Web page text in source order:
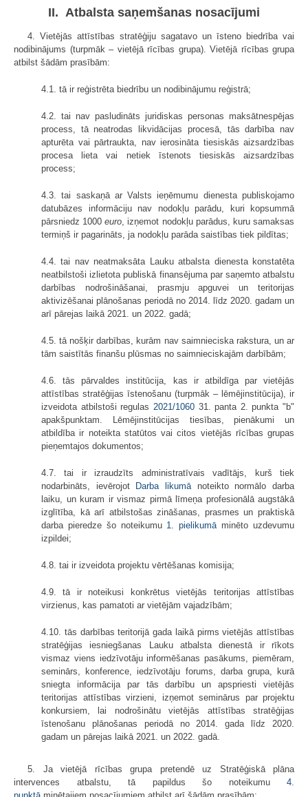
II. Atbalsta saņemšanas nosacījumi
4. Vietējās attīstības stratēģiju sagatavo un īsteno biedrība vai
nodibinājums (turpmāk – vietējā rīcības grupa). Vietējā rīcības grupa
atbilst šādām prasībām:
4.1. tā ir reģistrēta biedrību un nodibinājumu reģistrā;
4.2. tai nav pasludināts juridiskas personas maksātnespējas
process, tā neatrodas likvidācijas procesā, tās darbība nav
apturēta vai pārtraukta, nav ierosināta tiesiskās aizsardzības
procesa lieta vai netiek īstenots tiesiskās aizsardzības
process;
4.3. tai saskaņā ar Valsts ieņēmumu dienesta publiskojamo
datubāzes informāciju nav nodokļu parādu, kuri kopsummā
pārsniedz 1000euro, izņemot nodokļu parādus, kuru samaksas
termiņš ir pagarināts, ja nodokļu parāda saistības tiek pildītas;
4.4. tai nav neatmaksāta Lauku atbalsta dienesta konstatēta
neatbilstoši izlietota publiskā finansējuma par saņemto atbalstu
darbības nodrošināšanai, prasmju apguvei un teritorijas
aktivizēšanai plānošanas periodā no 2014. līdz 2020. gadam un
arī pārejas laikā 2021. un 2022. gadā;
4.5. tā nošķir darbības, kurām nav saimnieciska rakstura, un ar
tām saistītās finanšu plūsmas no saimnieciskajām darbībām;
4.6. tās pārvaldes institūcija, kas ir atbildīga par vietējās
attīstības stratēģijas īstenošanu (turpmāk – lēmējinstitūcija), ir
izveidota atbilstoši regulas 2021/106031. panta 2. punkta "b"
apakšpunktam. Lēmējinstitūcijas tiesības, pienākumi un
atbildība ir noteikta statūtos vai citos vietējās rīcības grupas
pieņemtajos dokumentos;
4.7. tai ir izraudzīts administratīvais vadītājs, kurš tiek
nodarbināts, ievērojot
Darba likumānoteikto normālo darba
laiku, un kuram ir vismaz pirmā līmeņa profesionālā augstākā
izglītība, kā arī atbilstošas zināšanas, prasmes un praktiskā
darba pieredze šo noteikumu 1. pielikumāminēto uzdevumu
izpildei;
4.8. tai ir izveidota projektu vērtēšanas komisija;
4.9. tā ir noteikusi konkrētus vietējās teritorijas attīstības
virzienus, kas pamatoti ar vietējām vajadzībām;
4.10. tās darbības teritorijā gada laikā pirms vietējās attīstības
stratēģijas iesniegšanas Lauku atbalsta dienestā ir rīkots
vismaz viens iedzīvotāju informēšanas pasākums, piemēram,
seminārs, konference, iedzīvotāju forums, darba grupa, kurā
sniegta informācija par tās darbību un apspriesti vietējās
teritorijas attīstības virzieni, izņemot seminārus par projektu
konkursiem, lai nodrošinātu vietējās attīstības stratēģijas
īstenošanu plānošanas periodā no 2014. gada līdz 2020.
gadam un pārejas laikā 2021. un 2022. gadā.
5. Ja vietējā rīcības grupa pretendē uz Stratēģiskā plāna
intervences atbalstu, tā papildus šo noteikumu 4.